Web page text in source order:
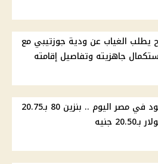
يطلب الغياب عن ودية جوزتيبي مع
جاهزيته وتفاصيل إقامته
أسعار الوقود في مصر اليوم .. بنزين 80 بـ20.75
جنيه